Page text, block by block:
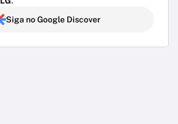
Siga no Google Discover